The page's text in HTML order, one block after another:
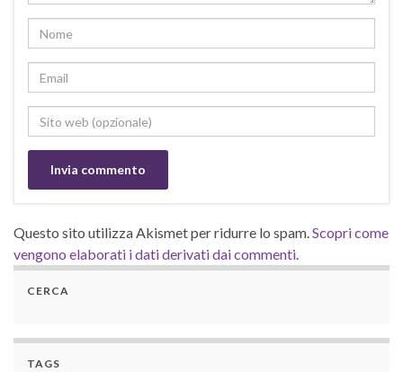
Questo sito utilizza Akismet per ridurre lo spam.Scopri come
vengono elaborati i dati derivati dai commenti.
CERCA
TAGS